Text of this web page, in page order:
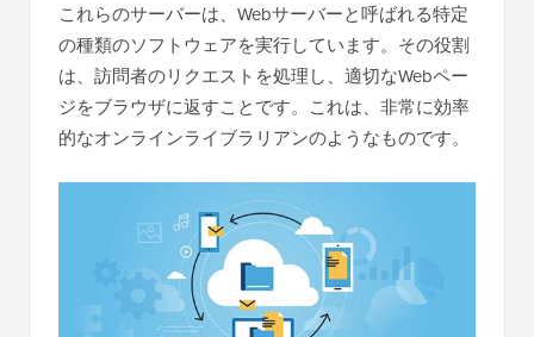
これらのサーバーは、Webサーバーと呼ばれる特定
の種類のソフトウェアを実行しています。その役割
は、訪問者のリクエストを処理し、適切なWebペー
ジをブラウザに返すことです。これは、非常に効率
的なオンラインライブラリアンのようなものです。